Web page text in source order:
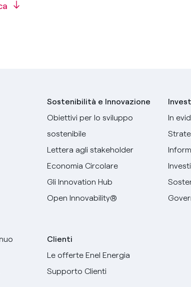
Sostenibilità e Innovazione
Obiettivi per lo sviluppo
sostenibile
Lettera agli stakeholder
Economia Circolare
Gli Innovation Hub
Open Innovability®
Clienti
Le offerte Enel Energia
Supporto Clienti
In